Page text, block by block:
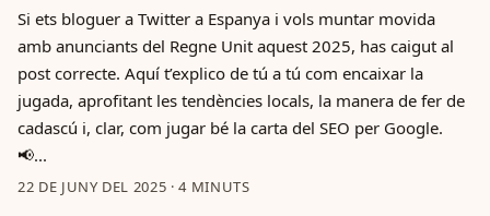
Si ets bloguer a Twitter a Espanya i vols muntar movida
amb anunciants del Regne Unit aquest 2025, has caigut al
post correcte. Aquí t’explico de tú a tú com encaixar la
jugada, aprofitant les tendències locals, la manera de fer de
cadascú i, clar, com jugar bé la carta del SEO per Google.
📢...
22 DE JUNY DEL 2025 ·4 MINUTS